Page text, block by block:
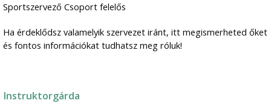
Sportszervező Csoport felelős
Ha érdeklődsz valamelyik szervezet iránt, itt megismerheted őket
és fontos információkat tudhatsz meg róluk!
Instruktorgárda